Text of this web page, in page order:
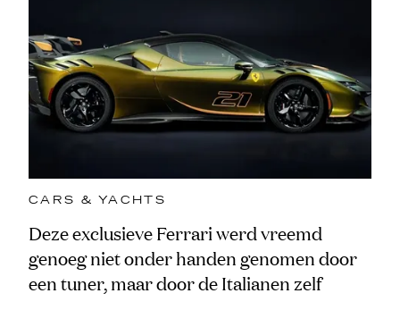
CARS & YACHTS
Deze exclusieve Ferrari werd vreemd
genoeg niet onder handen genomen door
een tuner, maar door de Italianen zelf